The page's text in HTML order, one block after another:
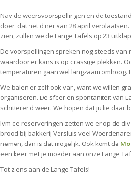
Nav de weersvoorspellingen en de
doen dat het diner van 28 april
zien, zullen we de Lange Tafels op 23
De voorspellingen spreken nog steeds
waardoor er kans is op drassige plekken.
temperaturen gaan wel langzaam omhoog.
We balen er zelf ook van, want we willen
organiseren. De sfeer en spontaniteit van
schitterend weer. We hopen dat jullie daar
Ivm de reserveringen zetten we er op de
brood bij bakkerij Versluis veel
nemen, dan is dat mogelijk. Ook komt de
een keer met je moeder aan onze Lange
Tot ziens aan de Lange Tafels!